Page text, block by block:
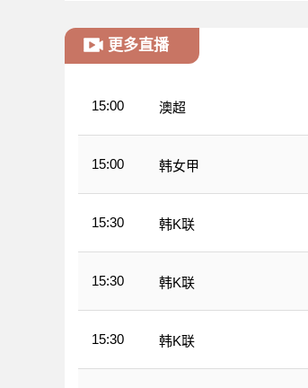
更多直播
15:00 澳超
15:00 韩女甲
15:30 韩K联
15:30 韩K联
15:30 韩K联